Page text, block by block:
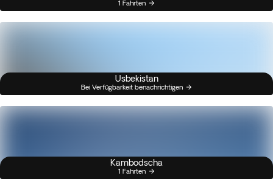
1 Fahrten
Usbekistan
Bei Verfügbarkeit benachrichtigen
Kambodscha
1 Fahrten